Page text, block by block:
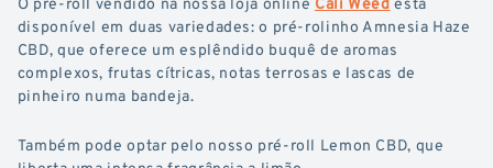
disponível em duas variedades: o pré-rolinho Amnesia Haze
CBD, que oferece um esplêndido buquê de aromas
complexos, frutas cítricas, notas terrosas e lascas de
pinheiro numa bandeja.
Também pode optar pelo nosso pré-roll Lemon CBD, que